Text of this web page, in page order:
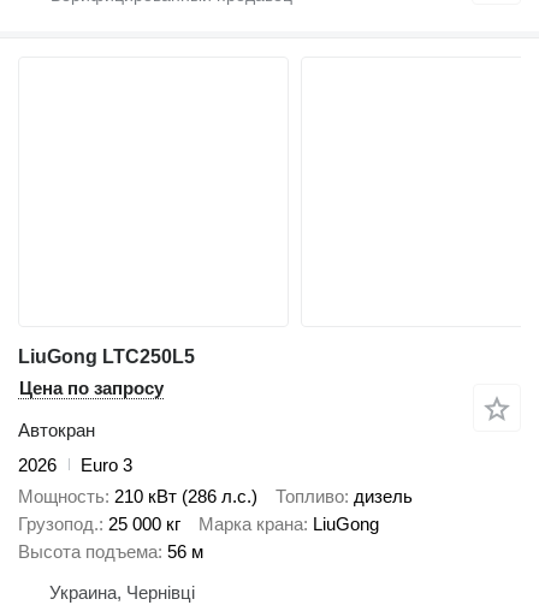
LiuGong LTC250L5
Цена по запросу
Автокран
2026
Euro 3
Мощность 210 кВт (286 л.с.) Топливо дизель
Грузопод. 25 000 кг Марка крана LiuGong
Высота подъема 56 м
Украина, Чернівці